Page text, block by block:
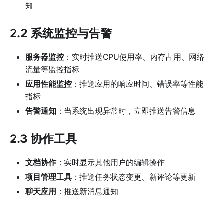
知
2.2 系统监控与告警
服务器监控 ：实时推送CPU使用率、内存占用、网络
流量等监控指标
应用性能监控 ：推送应用的响应时间、错误率等性能
指标
告警通知 ：当系统出现异常时，立即推送告警信息
2.3 协作工具
文档协作：实时显示其他用户的编辑操作
项目管理工具 ：推送任务状态变更、新评论等更新
聊天应用 ：推送新消息通知